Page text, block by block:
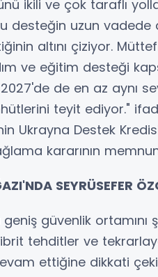
ikili ve çok taraflı
desteğin uzun
altını çiziyor.
ve eğitim desteği
de en az aynı
teyit ediyor."
Ukrayna Destek
kararının
SEYRÜSEFER
güvenlik
tehditler ve
ettiğine dikkati